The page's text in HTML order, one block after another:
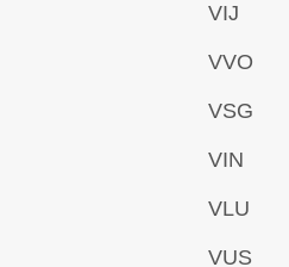
VIJ
VVO
VSG
VIN
VLU
VUS